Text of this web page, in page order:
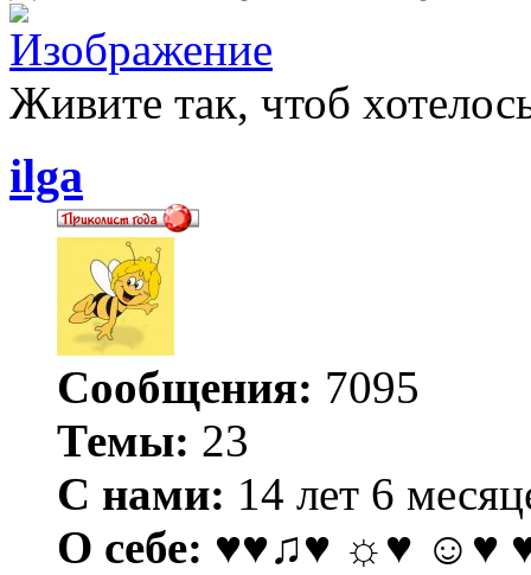
Живите так, чтоб
ilga
Сообщения: 7095
Темы: 23
С нами: 14 лет 6
О себе: ♥♥♫♥ ☼♥ ☺♥